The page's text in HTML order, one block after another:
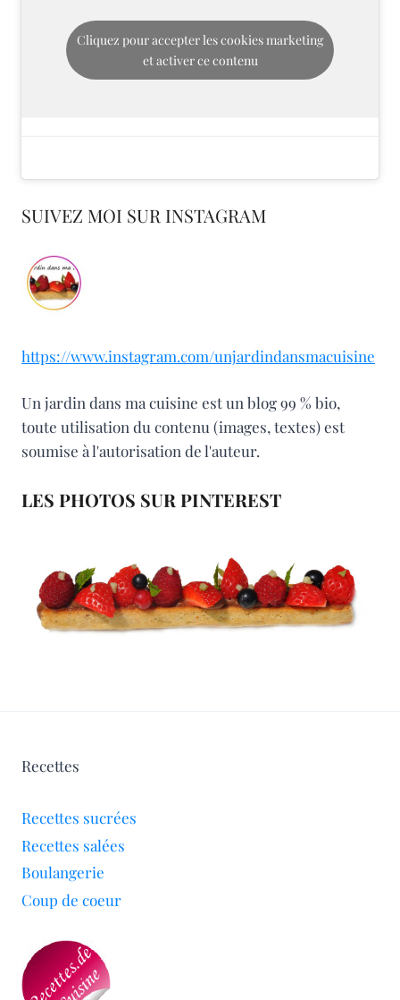
Cliquez pour accepter les cookies marketing
et activer ce contenu
SUIVEZ MOI SUR INSTAGRAM
https://www.instagram.com/unjardindansmacuisine
Un jardin dans ma cuisine est un blog 99 % bio,
toute utilisation du contenu (images, textes) est
soumise à l'autorisation de l'auteur.
LES PHOTOS SUR PINTEREST
Recettes
Recettes sucrées
Recettes salées
Boulangerie
Coup de coeur